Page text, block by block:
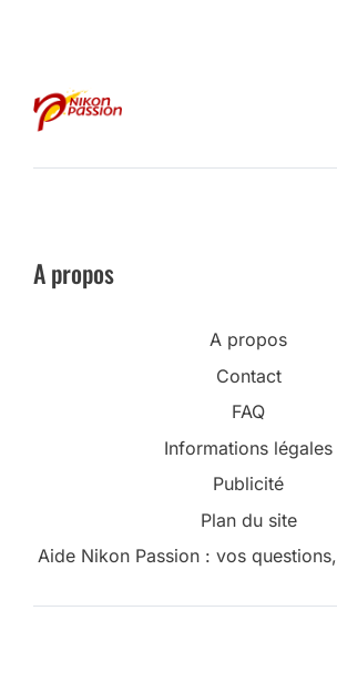
A propos
A propos
Contact
FAQ
Informations légales
Publicité
Plan du site
Aide Nikon Passion : vos